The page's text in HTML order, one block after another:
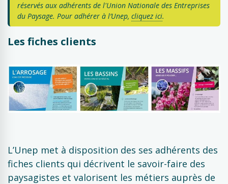
réservés aux adhérents de l'Union Nationale des Entreprises
du Paysage. Pour adhérer à l’Unep, cliquez ici.
Les fiches clients
L’Unep met à disposition des ses adhérents des
fiches clients qui décrivent le savoir-faire des
paysagistes et valorisent les métiers auprès de